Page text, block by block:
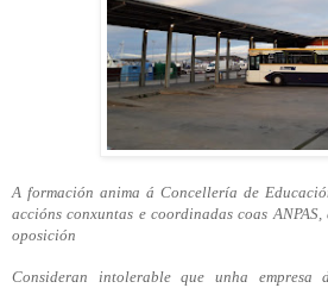
A formación anima á Concellería de
accións conxuntas e coordinadas coas
oposición
Consideran intolerable que unha empresa